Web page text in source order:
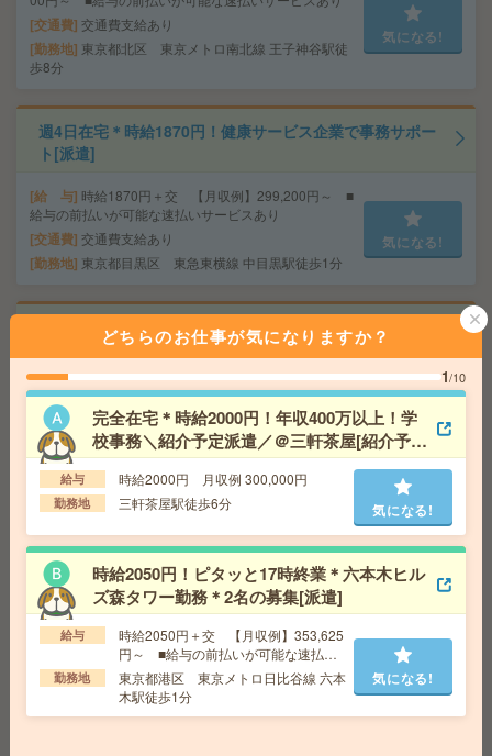
交通費 交通費支給あり
勤務地 東京都北区 東京メトロ南北線 王子神谷駅徒
歩8分
気になる!
週4日在宅＊時給1870円！健康サービス企業で事務サポー
ト[派遣]
給 与 時給1870円＋交 【月収例】299,200円～ ■
給与の前払いが可能な速払いサービスあり
交通費 交通費支給あり
勤務地 東京都目黒区 東急東横線 中目黒駅徒歩1分
気になる!
【完全在宅＊時給1850円】電子書籍サービス運営企業で
サイト更新や管理[派遣]
給 与 時給1850円＋交 【月収例】305,250円～ ■
給与の前払いが可能な速払いサービスあり
交通費 交通費支給あり
勤務地 東京都千代田区 東京メトロ半蔵門線 神保町
駅徒歩3分
気になる!
座り仕事！給与即払いOK！高時給！卓球ラケットの製造
[派遣]
給 与 時給1600円
交通費 交通費支給有り
新所沢駅～バス15分 ※送迎有り
気になる!
【エルダー／シニア歓迎】休職・復職支援に関する事務
どちらのお仕事が気になりますか？
1/10
完全在宅＊時給2000円！年収400万以上！学
校事務＼紹介予定派遣／＠三軒茶屋[紹介予定
派遣]
給与 時給2000円 月収例 300,000円
勤務地 三軒茶屋駅徒歩6分 気になる!
時給2050円！ピタッと17時終業＊六本木ヒル
ズ森タワー勤務＊2名の募集[派遣]
給与
時給2050円＋交 【月収例】353,625
円～ ■給与の前払いが可能な速払い
サービスあり
勤務地
東京都港区 東京メトロ日比谷線 六本
木駅徒歩1分
気になる!